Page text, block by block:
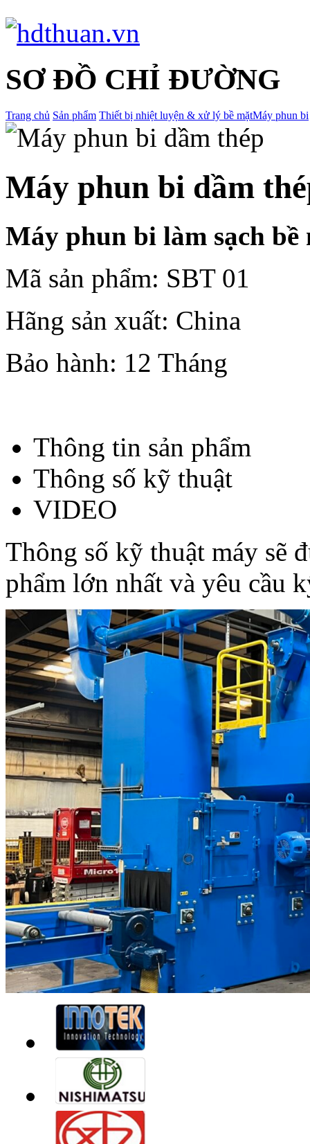
SƠ ĐỒ CHỈ ĐƯỜNG
This page can't
Do you own this
Trang chủ Sản phẩm Thiết bị nhiệt luyện & xử lý bề mặtMáy phun bi
Máy phun bi dầm
Máy phun bi làm sạch
Mã sản phẩm: SBT 01
Hãng sản xuất: China
Bảo hành: 12 Tháng
Thông tin sản phẩm
Thông số kỹ thuật
VIDEO
Thông số kỹ thuật máy sẽ
phẩm lớn nhất và yêu cầu